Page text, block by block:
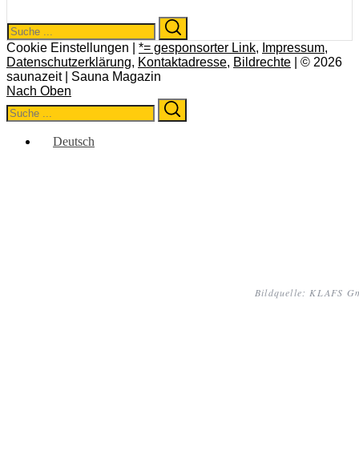
Bildquelle: KLAFS
Search
for:
Cookie Einstellungen | *= gesponsorter Link, Impressum,
Datenschutzerklärung, Kontaktadresse, Bildrechte | © 2026
saunazeit | Sauna Magazin
Nach Oben
Search
for:
Deutsch